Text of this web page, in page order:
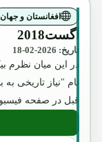
افغانستان و جهان
آگست2018
تاریخ: 2026-02-18
در این میان نظرم
نام "نیاز تاریخی
قبل در صفحه